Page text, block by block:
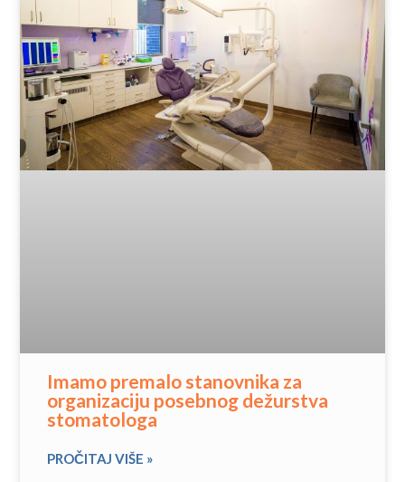
Imamo premalo stanovnika za
organizaciju posebnog dežurstva
stomatologa
PROČITAJ VIŠE »